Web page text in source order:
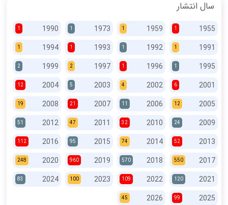
سال انتشار
1955
1
1959
1
1973
1
1990
1
1991
1
1992
1
1993
1
1994
1
1995
1
1996
1
1997
2
1999
2
2001
6
2002
4
2003
5
2004
12
2005
12
2006
11
2007
21
2008
19
2009
24
2010
32
2011
47
2012
51
2013
52
2014
74
2015
95
2016
112
2017
550
2018
570
2019
960
2020
248
2021
120
2022
109
2023
100
2024
83
2025
99
2026
45